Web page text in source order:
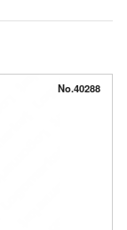
No.40288